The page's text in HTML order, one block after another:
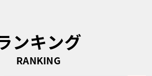
ンキング
RANKING